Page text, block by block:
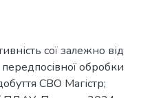
сої залежно від
обробки
СВО Магістр;